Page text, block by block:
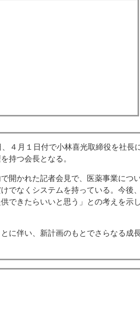
４月１日付で小林喜光取締役を社長
持つ会長となる。
開かれた記者会見で、医薬事業につ
でなくシステムを持っている。今後、
できたらいいと思う」との考えを示し
に伴い、新計画のもとでさらなる成